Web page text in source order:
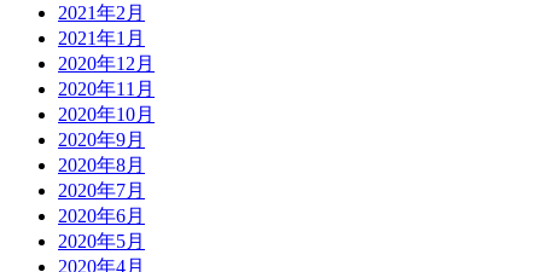
2021年2月
2021年1月
2020年12月
2020年11月
2020年10月
2020年9月
2020年8月
2020年7月
2020年6月
2020年5月
2020年4月